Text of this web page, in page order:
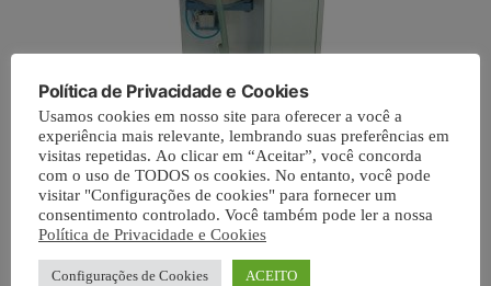
Fundidora inclusora de metais
Agatronic W
Leia mais
Política de Privacidade e Cookies
Usamos cookies em nosso site para oferecer a você a
experiência mais relevante, lembrando suas preferências em
visitas repetidas. Ao clicar em “Aceitar”, você concorda
com o uso de TODOS os cookies. No entanto, você pode
visitar "Configurações de cookies" para fornecer um
consentimento controlado. Você também pode ler a nossa
Política de Privacidade e Cookies
Configurações de Cookies ACEITO